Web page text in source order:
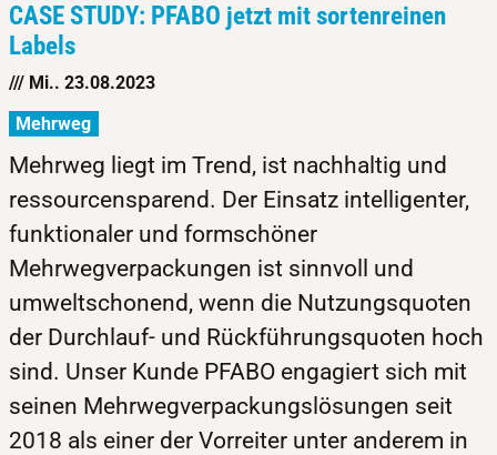
CASE STUDY: PFABO jetzt mit sortenreinen
Labels
/// Mi.. 23.08.2023
Mehrweg
Mehrweg liegt im Trend, ist nachhaltig und
ressourcensparend. Der Einsatz intelligenter,
funktionaler und formschöner
Mehrwegverpackungen ist sinnvoll und
umweltschonend, wenn die Nutzungsquoten
der Durchlauf- und Rückführungsquoten hoch
sind. Unser Kunde PFABO engagiert sich mit
seinen Mehrwegverpackungslösungen seit
2018 als einer der Vorreiter unter anderem in